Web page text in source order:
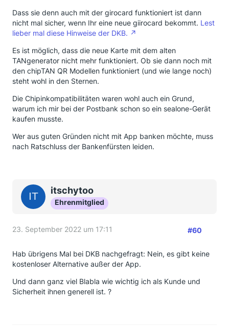
Dass sie denn auch mit der girocard funktioniert ist dann
nicht mal sicher, wenn Ihr eine neue giirocard bekommt. Lest
lieber mal diese Hinweise der DKB.
Es ist möglich, dass die neue Karte mit dem alten
TANgenerator nicht mehr funktioniert. Ob sie dann noch mit
den chipTAN QR Modellen funktioniert (und wie lange noch)
steht wohl in den Sternen.
Die Chipinkompatibilitäten waren wohl auch ein Grund,
warum ich mir bei der Postbank schon so ein sealone-Gerät
kaufen musste.
Wer aus guten Gründen nicht mit App banken möchte, muss
nach Ratschluss der Bankenfürsten leiden.
itschytoo
Ehrenmitglied
23. September 2022 um 17:11 #60
Hab übrigens Mal bei DKB nachgefragt: Nein, es gibt keine
kostenloser Alternative außer der App.
Und dann ganz viel Blabla wie wichtig ich als Kunde und
Sicherheit ihnen generell ist. ?